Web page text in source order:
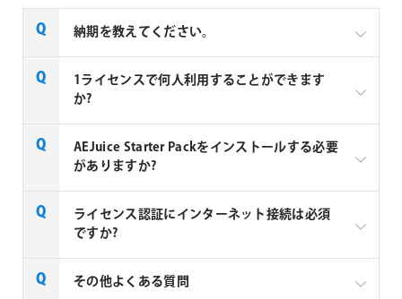
納期を教えてください。
AEJuice社の全製品はご注文から1～2営業日での納品
となります。
1ライセンスで何人利用することができます
か?
AEJuice 社製品は1ユーザーあたり1ライセンス必要と
なります。2ユーザーが利用する場合は2ライセンス必
AEJuice Starter Packをインストールする必要
がありますか?
AEJuice拡張パックのご利用には、AEJuice Starter
Packが必須となります。AEJuice Starter Packをイン
トールされ、Pack Manager上で拡張パックのインス
トールやライセンス認証が可能になります。
ライセンス認証にインターネット接続は必須
ですか?
AEJuice 社製品のライセンス認証と製品のご利用に
その他よくある質問